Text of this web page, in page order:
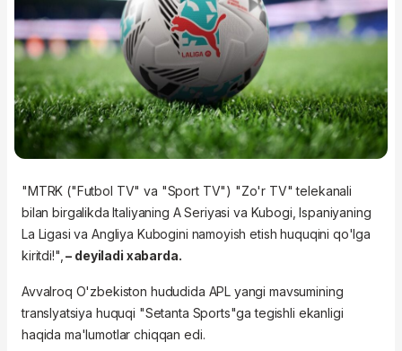
"MTRK ("Futbol TV" va "Sport TV") "Zo'r TV" telekanali
bilan birgalikda Italiyaning A Seriyasi va Kubogi, Ispaniyaning
La Ligasi va Angliya Kubogini namoyish etish huquqini qo'lga
kiritdi!", – deyiladi xabarda.
Avvalroq O'zbekiston hududida APL yangi mavsumining
translyatsiya huquqi "Setanta Sports"ga tegishli ekanligi
haqida ma'lumotlar chiqqan edi.